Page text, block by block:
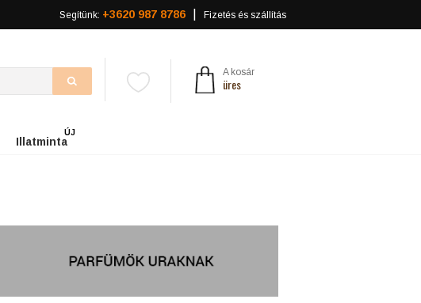
Segítünk: +3620 987 8786 Fizetés és szállítás
A kosár
üres
Illatminta
ÚJ